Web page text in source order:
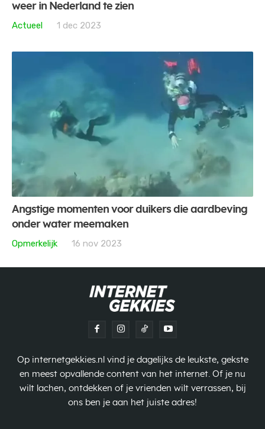
weer in Nederland te zien
Actueel
1 dec 2023
Angstige momenten voor duikers die aardbeving
onder water meemaken
Opmerkelijk
16 nov 2023
Op internetgekkies.nl vind je dagelijks de leukste, gekste
en meest opvallende content van het internet. Of je nu
wilt lachen, ontdekken of je vrienden wilt verrassen, bij
ons ben je aan het juiste adres!